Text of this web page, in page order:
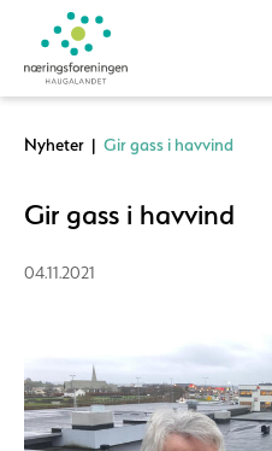
Nyheter | Gir gass i havvind
Gir gass i havvind
04.11.2021